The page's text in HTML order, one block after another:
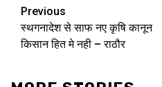
Continue
Reading
Previous
स्थगनादेश से साफ नए कृषि कानून
किसान हित मे नही – राठौर